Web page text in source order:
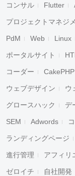
コンサル Flutter
プロジェクトマネジ
PdM Web Linux
ポータルサイト
コーダー CakePHP
ウェブデザイン ウ
グロースハック デ
SEM Adwords
ランディングページ
進行管理 アフィリ
ゼロイチ 自社開発